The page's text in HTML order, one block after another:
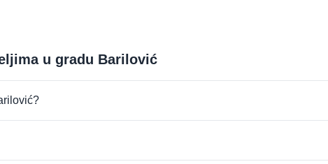
u gradu Barilović